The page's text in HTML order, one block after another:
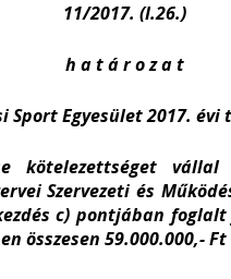
11/2017. (I.26.)
h a t á r o z a t
Sport Egyesület 2017.
kötelezettséget
Szervezeti és
c) pontjában
összesen 59.000.000,-